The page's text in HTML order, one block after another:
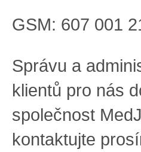
GSM: 607 001
Správu a
klientů pro nás
společnost
kontaktujte